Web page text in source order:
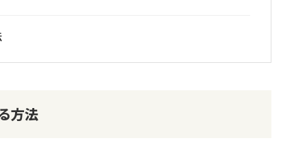
方法